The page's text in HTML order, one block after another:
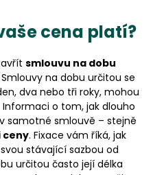
cena platí?
smlouvu na dobu
Smlouvy na dobu určitou se
dva nebo tři roky, mohou
o tom, jak dlouho
samotné smlouvě – stejně
ceny. Fixace vám říká, jak
stávající sazbou od
určitou často její délka